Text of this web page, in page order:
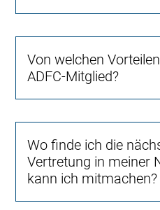
Von welchen
ADFC-Mitglied?
Wo finde ich die
Vertretung in meiner
kann ich mitmachen?